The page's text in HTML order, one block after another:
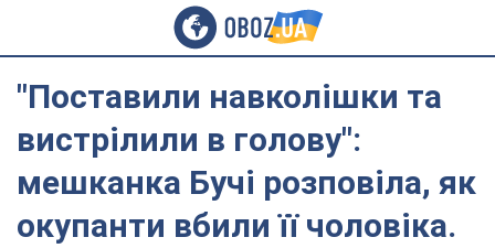
"Поставили навколішки та
вистрілили в голову":
мешканка Бучі розповіла, як
окупанти вбили її чоловіка.